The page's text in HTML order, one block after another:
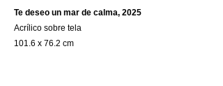
Te deseo un mar de calma, 2025
Acrílico sobre tela
101.6 x 76.2 cm